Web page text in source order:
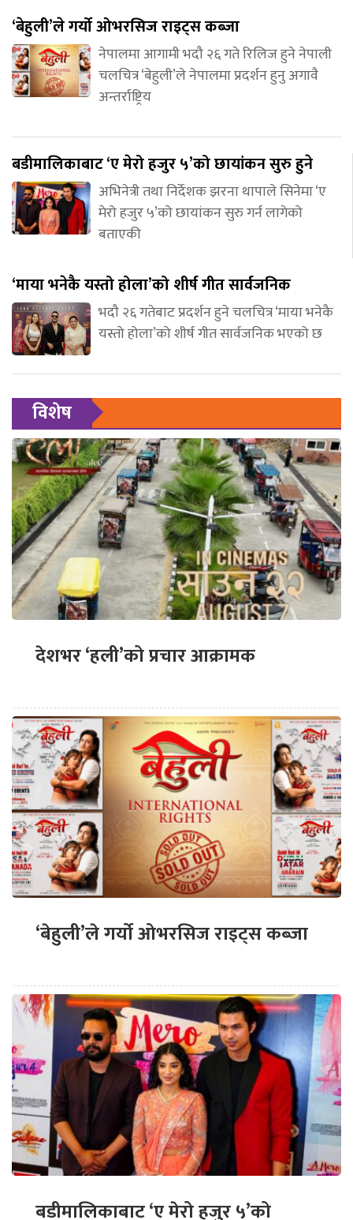
‘बेहुली’ले गर्यो ओभरसिज राइट्स कब्जा
नेपालमा आगामी भदौ २६ गते रिलिज हुने नेपाली
चलचित्र ‘बेहुली’ले नेपालमा प्रदर्शन हुनु अगावै
अन्तर्राष्ट्रिय
बडीमालिकाबाट ‘ए मेरो हजुर ५’को छायांकन सुरु हुने
अभिनेत्री तथा निर्देशक झरना थापाले सिनेमा ‘ए
मेरो हजुर ५’को छायांकन सुरु गर्न लागेको
बताएकी
‘माया भनेकै यस्तो होला’को शीर्ष गीत सार्वजनिक
भदौ २६ गतेबाट प्रदर्शन हुने चलचित्र ‘माया भनेकै
यस्तो होला’को शीर्ष गीत सार्वजनिक भएको छ
विशेष
देशभर ‘हली’को प्रचार आक्रामक
‘बेहुली’ले गर्यो ओभरसिज राइट्स कब्जा
बडीमालिकाबाट ‘ए मेरो हजुर ५’को